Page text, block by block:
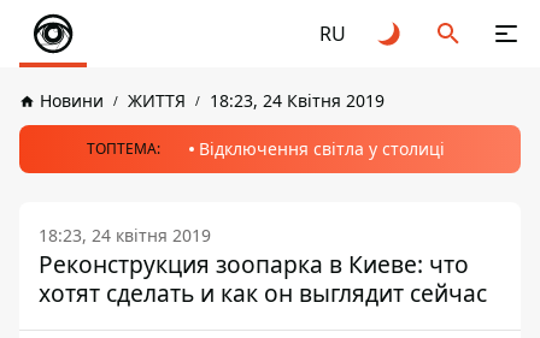
RU
Новини ЖИТТЯ 18:23, 24 Квітня 2019
ТОПТЕМА: Відключення світла у столиці
18:23, 24 квітня 2019
Реконструкция зоопарка в Киеве: что
хотят сделать и как он выглядит сейчас